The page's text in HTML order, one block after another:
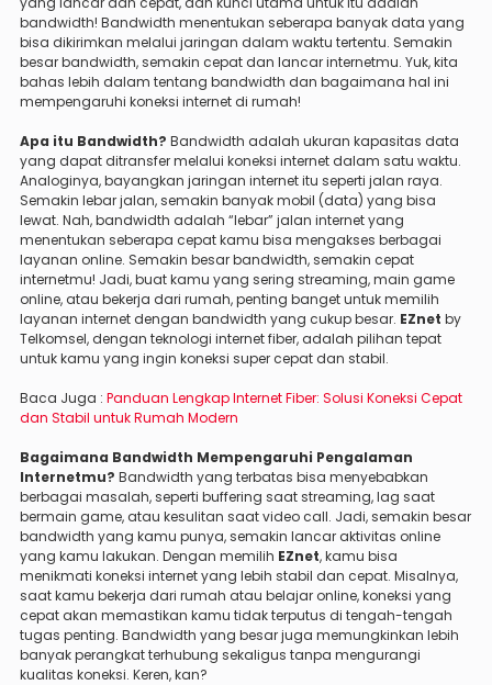
bandwidth! Bandwidth menentukan seberapa banyak data yang
bisa dikirimkan melalui jaringan dalam waktu tertentu. Semakin
besar bandwidth, semakin cepat dan lancar internetmu. Yuk, kita
bahas lebih dalam tentang bandwidth dan bagaimana hal ini
mempengaruhi koneksi internet di rumah!
Apa itu Bandwidth? Bandwidth adalah ukuran kapasitas data
yang dapat ditransfer melalui koneksi internet dalam satu waktu.
Analoginya, bayangkan jaringan internet itu seperti jalan raya.
Semakin lebar jalan, semakin banyak mobil (data) yang bisa
lewat. Nah, bandwidth adalah “lebar” jalan internet yang
menentukan seberapa cepat kamu bisa mengakses berbagai
layanan online. Semakin besar bandwidth, semakin cepat
internetmu! Jadi, buat kamu yang sering streaming, main game
online, atau bekerja dari rumah, penting banget untuk memilih
layanan internet dengan bandwidth yang cukup besar. EZnet by
Telkomsel, dengan teknologi internet fiber, adalah pilihan tepat
untuk kamu yang ingin koneksi super cepat dan stabil.
Baca Juga : Panduan Lengkap Internet Fiber: Solusi Koneksi Cepat
dan Stabil untuk Rumah Modern
Bagaimana Bandwidth Mempengaruhi Pengalaman
Internetmu? Bandwidth yang terbatas bisa menyebabkan
berbagai masalah, seperti buffering saat streaming, lag saat
bermain game, atau kesulitan saat video call. Jadi, semakin besar
bandwidth yang kamu punya, semakin lancar aktivitas online
yang kamu lakukan. Dengan memilih EZnet, kamu bisa
menikmati koneksi internet yang lebih stabil dan cepat. Misalnya,
saat kamu bekerja dari rumah atau belajar online, koneksi yang
cepat akan memastikan kamu tidak terputus di tengah-tengah
tugas penting. Bandwidth yang besar juga memungkinkan lebih
banyak perangkat terhubung sekaligus tanpa mengurangi
kualitas koneksi. Keren, kan?